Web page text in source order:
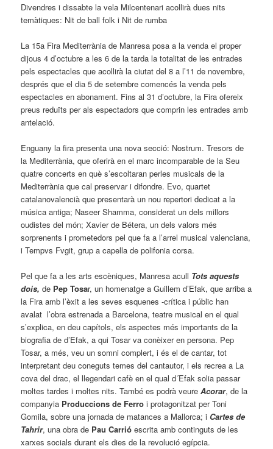
Divendres i dissabte la vela Milcentenari acollirà dues nits
temàtiques: Nit de ball folk i Nit de rumba
La 15a Fira Mediterrània de Manresa posa a la venda el proper
dijous 4 d’octubre a les 6 de la tarda la totalitat de les entrades
pels espectacles que acollirà la ciutat del 8 a l’11 de novembre,
després que el dia 5 de setembre comencés la venda pels
espectacles en abonament. Fins al 31 d’octubre, la Fira ofereix
preus reduïts per als espectadors que comprin les entrades amb
antelació.
Enguany la fira presenta una nova secció: Nostrum. Tresors de
la Mediterrània, que oferirà en el marc incomparable de la Seu
quatre concerts en què s’escoltaran perles musicals de la
Mediterrània que cal preservar i difondre. Evo, quartet
catalanovalencià que presentarà un nou repertori dedicat a la
música antiga; Naseer Shamma, considerat un dels millors
oudistes del món; Xavier de Bétera, un dels valors més
sorprenents i prometedors pel que fa a l’arrel musical valenciana,
i Tempvs Fvgit, grup a capella de polifonia corsa.
Pel que fa a les arts escèniques, Manresa acull Tots aquests
dois, de Pep Tosar, un homenatge a Guillem d’Efak, que arriba a
la Fira amb l’èxit a les seves esquenes -crítica i públic han
avalat l’obra estrenada a Barcelona, teatre musical en el qual
s’explica, en deu capítols, els aspectes més importants de la
biografia de d’Efak, a qui Tosar va conèixer en persona. Pep
Tosar, a més, veu un somni complert, i és el de cantar, tot
interpretant deu coneguts temes del cantautor, i els recrea a La
cova del drac, el llegendari cafè en el qual d´Efak solia passar
moltes tardes i moltes nits. També es podrà veureAcorar, de la
companyia Produccions de Ferro i protagonitzat per Toni
Gomila, sobre una jornada de matances a Mallorca; i Cartes de
Tahrir, una obra de Pau Carrióescrita amb continguts de les
xarxes socials durant els dies de la revolució egípcia.